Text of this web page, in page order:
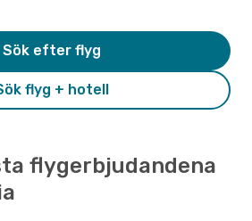
flyg + hotell
Sök efter flyg
flygerbjudandena